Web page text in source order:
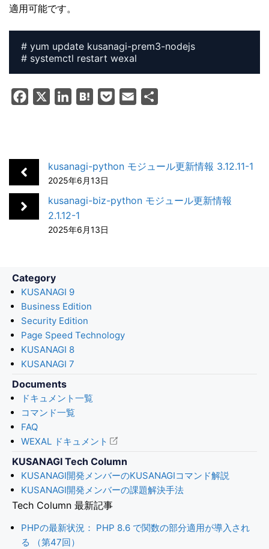
適用可能です。
# yum update kusanagi-prem3-nodejs
# systemctl restart wexal
o
e
d
I
n
n
a
e
l
kusanagi-python モジュール更新情報 3.12.11-1
2025年6月13日
kusanagi-biz-python モジュール更新情報
2.1.12-1
2025年6月13日
Category
KUSANAGI 9
Business Edition
Security Edition
Page Speed Technology
KUSANAGI 8
KUSANAGI 7
Documents
ドキュメント一覧
コマンド一覧
FAQ
WEXAL ドキュメント
KUSANAGI Tech Column
KUSANAGI開発メンバーのKUSANAGIコマンド解説
KUSANAGI開発メンバーの課題解決手法
Tech Column 最新記事
PHPの最新状況： PHP 8.6 で関数の部分適用が導入され
る （第47回）